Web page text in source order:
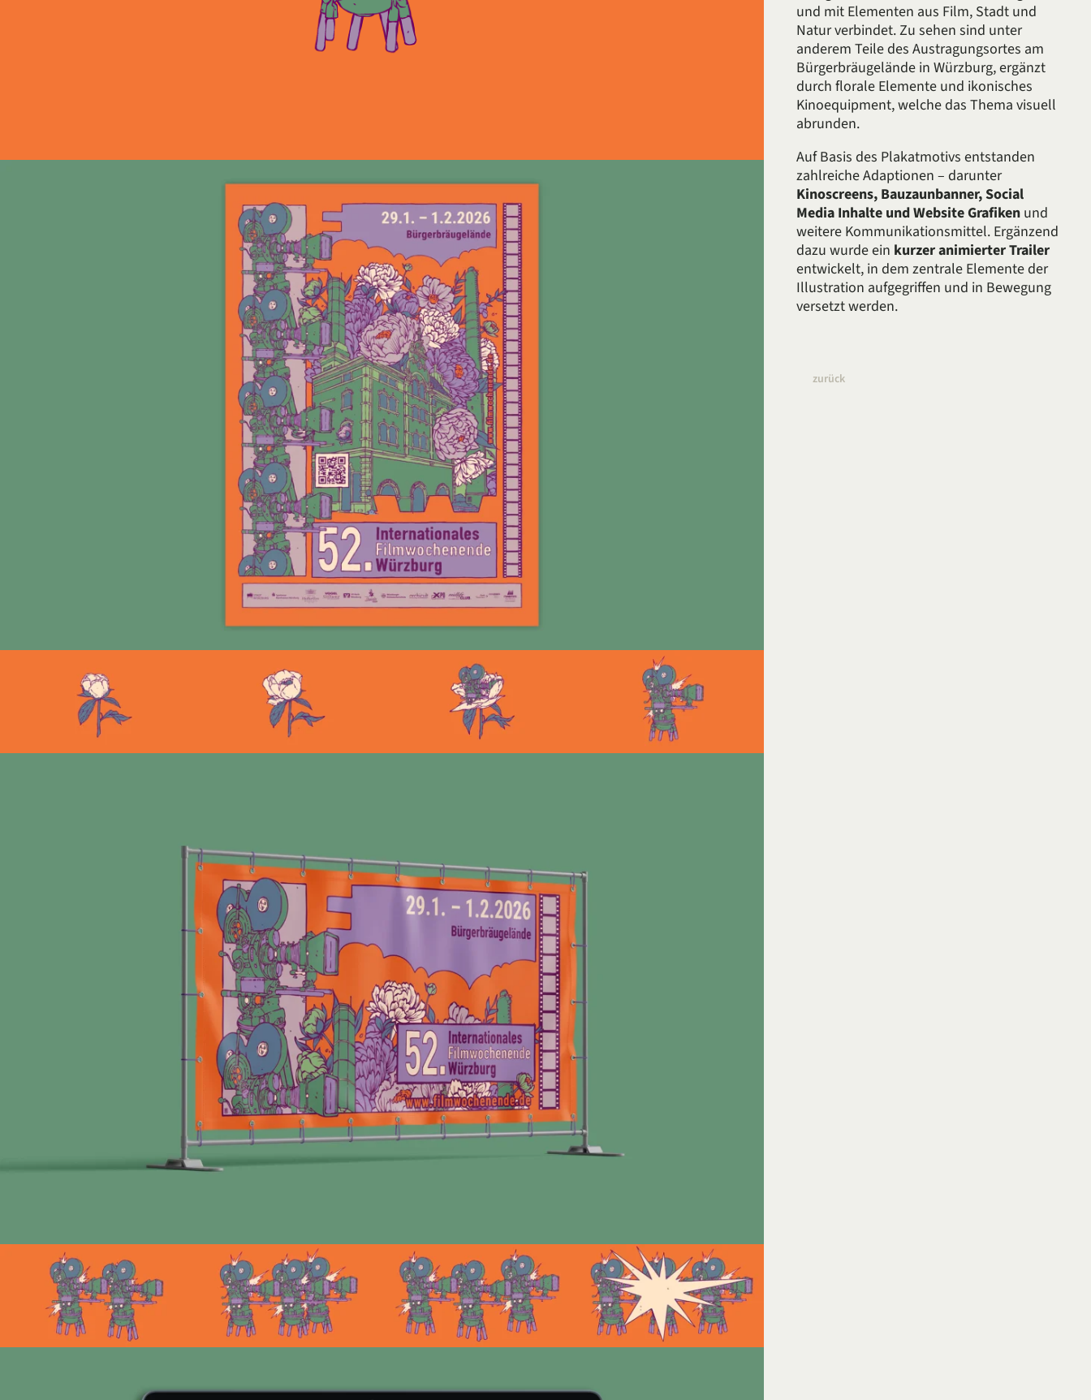
und mit Elementen aus Film, Stadt und
Natur verbindet. Zu sehen sind unter
anderem Teile des Austragungsortes am
Bürgerbräugelände in Würzburg, ergänzt
durch florale Elemente und ikonisches
Kinoequipment, welche das Thema visuell
abrunden.
Auf Basis des Plakatmotivs entstanden
zahlreiche Adaptionen – darunter
Kinoscreens, Bauzaunbanner, Social
Media Inhalte und Website Grafikenund
weitere Kommunikationsmittel. Ergänzend
dazu wurde ein kurzer animierter Trailer
entwickelt, in dem zentrale Elemente der
Illustration aufgegriffen und in Bewegung
versetzt werden.
zurück